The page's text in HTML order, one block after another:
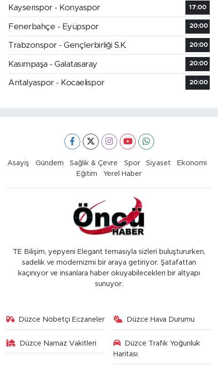
Kayserispor - Konyaspor
17:00
Fenerbahçe - Eyüpspor 20:00
Trabzonspor - Gençlerbirliği S.K. 20:00
Kasımpaşa - Galatasaray 20:00
Antalyaspor - Kocaelispor 20:00
Asayiş Gündem Sağlık & Çevre Spor Siyaset
Ekonomi
Eğitim
Yerel Haber
TE Bilişim, yepyeni Elegant temasıyla sizleri buluştururken,
sadelik ve modernizmi bir araya getiriyor. Şatafattan
kaçınıyor ve insanlara haber okuyabilecekleri bir altyapı
sunuyor.
Düzce Nöbetçi Eczaneler Düzce Hava Durumu
Düzce Namaz Vakitleri
Düzce Trafik Yoğunluk
Haritası